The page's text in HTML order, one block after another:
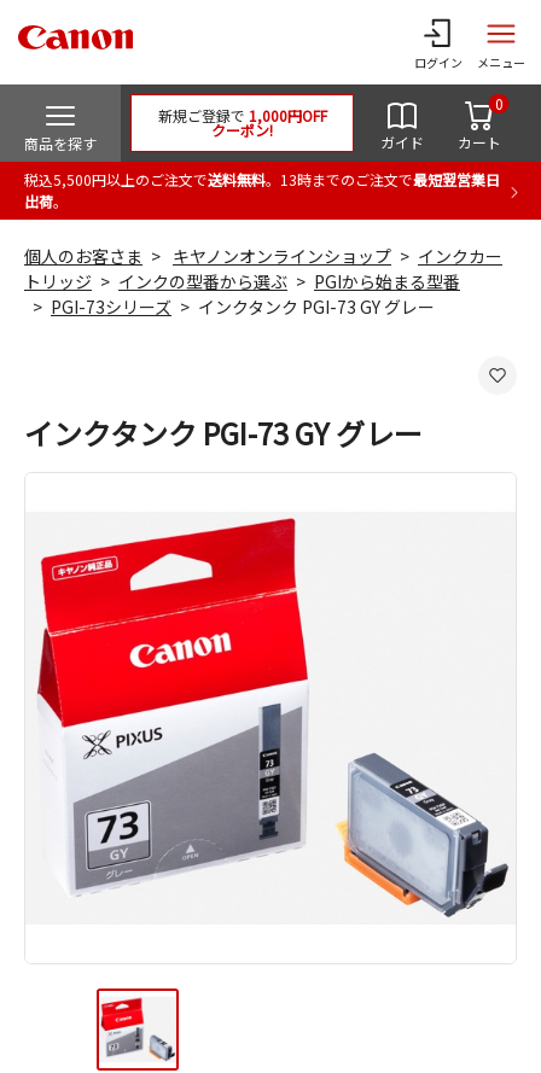
ログイン メニュー
商品を探す
新規ご登録で 1,000円OFF
クーポン!
ガイド カート
0
税込5,500円以上のご注文で送料無料。13時までのご注文で最短翌営業日
出荷。
個人のお客さま キヤノンオンラインショップ
インクカー
トリッジ
インクの型番から選ぶ
PGIから始まる型番
PGI-73シリーズ
インクタンク PGI-73 GY グレー
インクタンク PGI-73 GY グレー